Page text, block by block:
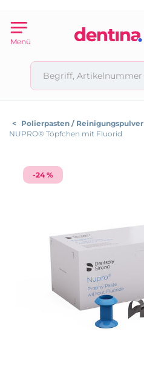
Menü
< Polierpasten / Reinigungspulver
NUPRO® Töpfchen mit Fluorid
-24 %